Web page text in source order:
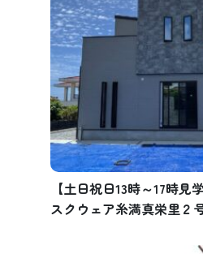
【土日祝日13時～17時見
スクウェア糸満真栄里２